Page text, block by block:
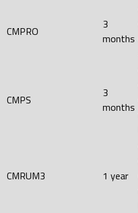
CMPRO
3
months
CMPS
3
months
CMRUM3 1 year